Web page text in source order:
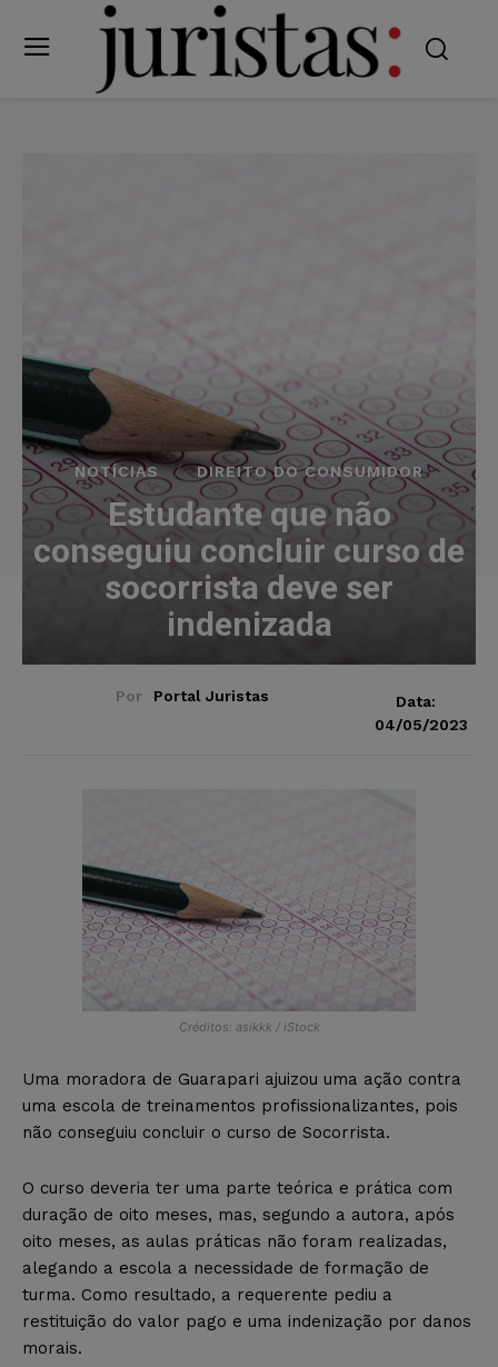
NOTÍCIAS DIREITO DO CONSUMIDOR
Estudante que não
conseguiu concluir curso de
socorrista deve ser
indenizada
Por Portal Juristas
Data:
04/05/2023
Créditos: asikkk / iStock
Uma moradora de Guarapari ajuizou uma ação contra
uma escola de treinamentos profissionalizantes, pois
não conseguiu concluir o curso de Socorrista.
O curso deveria ter uma parte teórica e prática com
duração de oito meses, mas, segundo a autora, após
oito meses, as aulas práticas não foram realizadas,
alegando a escola a necessidade de formação de
turma. Como resultado, a requerente pediu a
restituição do valor pago e uma indenização por danos
morais.